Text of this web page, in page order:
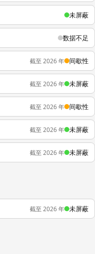
未屏蔽
数据不足
截至 2026 年 间歇性
截至 2026 年 未屏蔽
截至 2026 年 间歇性
截至 2026 年 未屏蔽
截至 2026 年 未屏蔽
截至 2026 年 未屏蔽